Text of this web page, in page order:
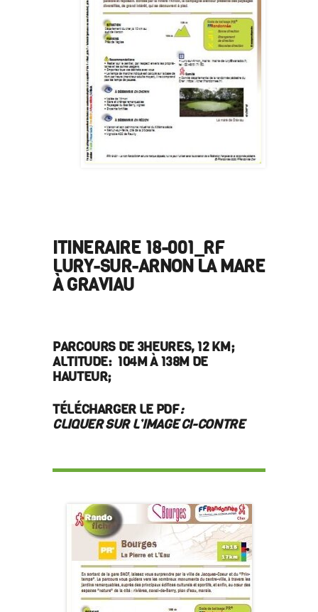
ITINERAIRE 18-001_RF
LURY-SUR-ARNON LA MARE
À GRAVIAU
PARCOURS DE 3HEURES, 12 KM;
ALTITUDE: 104M À 138M DE
HAUTEUR;
TÉLÉCHARGER LE PDF:
CLIQUER SUR L’IMAGE CI-CONTRE